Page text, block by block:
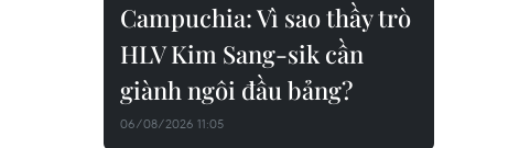
Campuchia: Vì sao thầy trò
HLV Kim Sang-sik cần
giành ngôi đầu bảng?
06/08/2026 11:05